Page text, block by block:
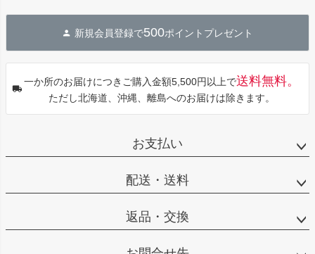
へ
新規会員登録で500ポイントプレゼント
一か所のお届けにつきご購入金額5,500円以上で送料無料。
ただし北海道、沖縄、離島へのお届けは除きます。
お支払い
配送・送料
返品・交換